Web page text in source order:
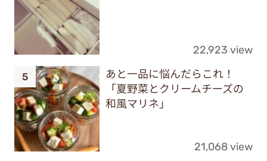
22,923 view
あと一品に悩んだらこれ！
「夏野菜とクリームチーズの
和風マリネ」
21,068 view